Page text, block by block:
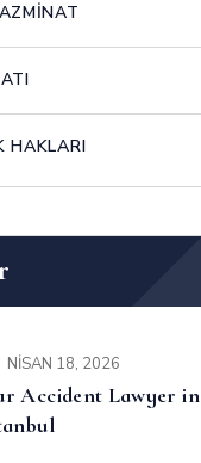
HAKLARI
NISAN 18, 2026
Accident Lawyer in